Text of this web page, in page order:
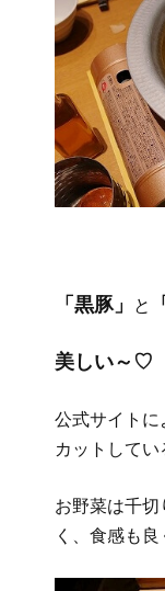
「黒豚」 と
美しい～♡
公式サイトに
カットしてい
お野菜は千
く、食感も